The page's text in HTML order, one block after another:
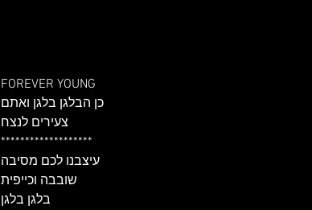
FOREVER YOUNG
כן הבלגן בלגן ואתם
צעירים לנצח
*******************
עיצבנו לכם מסיבה
שובבה וכייפית
בלגן בלגן